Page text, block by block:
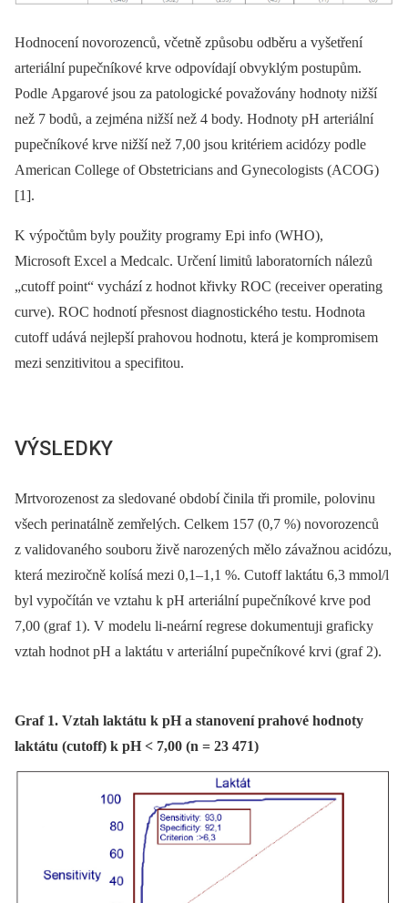
Hodnocení novorozenců, včetně způsobu odběru a vyšetření
arteriální pupečníkové krve odpovídají obvyklým postupům.
Podle Apgarové jsou za patologické považovány hodnoty nižší
než 7 bodů, a zejména nižší než 4 body. Hodnoty pH arteriální
pupečníkové krve nižší než 7,00 jsou kritériem acidózy podle
American College of Obstetricians and Gynecologists (ACOG)
[1].
K výpočtům byly použity programy Epi info (WHO),
Microsoft Excel a Medcalc. Určení limitů laboratorních nálezů
„cutoff point“ vychází z hodnot křivky ROC (receiver operating
curve). ROC hodnotí přesnost diagnostického testu. Hodnota
cutoff udává nejlepší prahovou hodnotu, která je kompromisem
mezi senzitivitou a specifitou.
VÝSLEDKY
Mrtvorozenost za sledované období činila tři promile, polovinu
všech perinatálně zemřelých. Celkem 157 (0,7 %) novorozenců
z validovaného souboru živě narozených mělo závažnou acidózu,
která meziročně kolísá mezi 0,1–1,1 %. Cutoff laktátu 6,3 mmol/l
byl vypočítán ve vztahu k pH arteriální pupečníkové krve pod
7,00 (graf 1). V modelu li-neární regrese dokumentuji graficky
vztah hodnot pH a laktátu v arteriální pupečníkové krvi (graf 2).
Graf 1. Vztah laktátu k pH a stanovení prahové hodnoty
laktátu (cutoff) k pH < 7,00 (n = 23 471)